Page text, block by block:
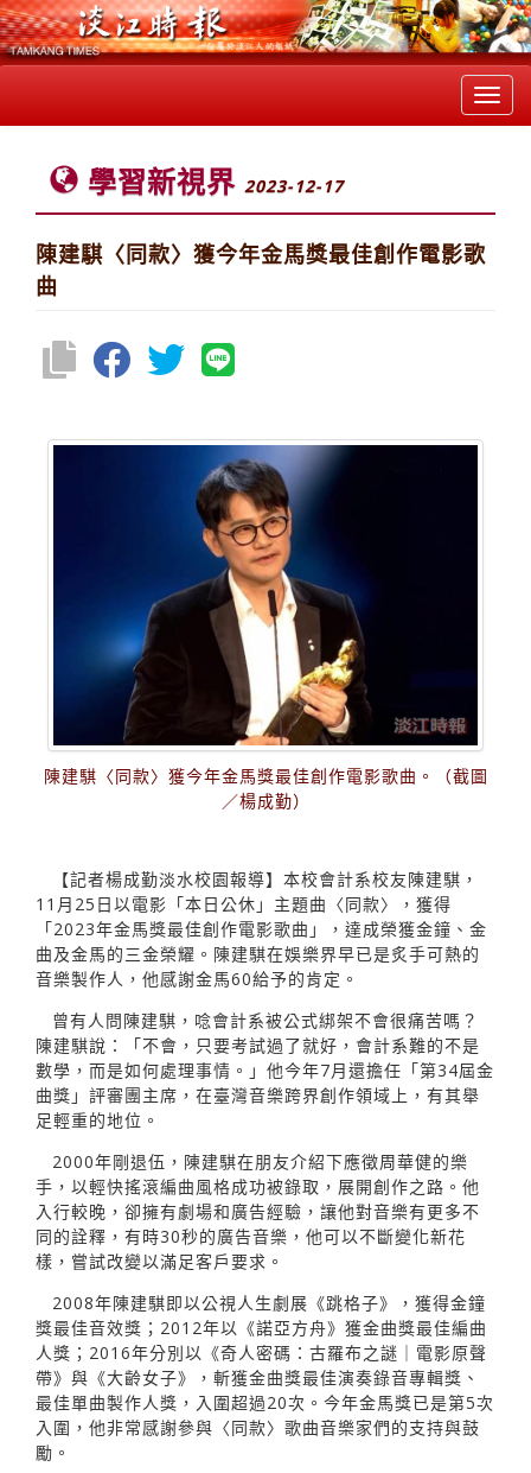
學習新視界 2023-12-17
陳建騏〈同款〉獲今年金馬獎最佳創作電影歌
曲
陳建騏〈同款〉獲今年金馬獎最佳創作電影歌曲。（截圖
／楊成勤）
【記者楊成勤淡水校園報導】本校會計系校友陳建騏，
11月25日以電影「本日公休」主題曲〈同款〉，獲得
「2023年金馬獎最佳創作電影歌曲」，達成榮獲金鐘、金
曲及金馬的三金榮耀。陳建騏在娛樂界早已是炙手可熱的
音樂製作人，他感謝金馬60給予的肯定。
曾有人問陳建騏，唸會計系被公式綁架不會很痛苦嗎？
陳建騏說：「不會，只要考試過了就好，會計系難的不是
數學，而是如何處理事情。」他今年7月還擔任「第34屆金
曲獎」評審團主席，在臺灣音樂跨界創作領域上，有其舉
足輕重的地位。
2000年剛退伍，陳建騏在朋友介紹下應徵周華健的樂
手，以輕快搖滾編曲風格成功被錄取，展開創作之路。他
入行較晚，卻擁有劇場和廣告經驗，讓他對音樂有更多不
同的詮釋，有時30秒的廣告音樂，他可以不斷變化新花
樣，嘗試改變以滿足客戶要求。
2008年陳建騏即以公視人生劇展《跳格子》，獲得金鐘
獎最佳音效獎；2012年以《諾亞方舟》獲金曲獎最佳編曲
人獎；2016年分別以《奇人密碼：古羅布之謎｜電影原聲
帶》與《大齡女子》，斬獲金曲獎最佳演奏錄音專輯獎、
最佳單曲製作人獎，入圍超過20次。今年金馬獎已是第5次
入圍，他非常感謝參與〈同款〉歌曲音樂家們的支持與鼓
勵。